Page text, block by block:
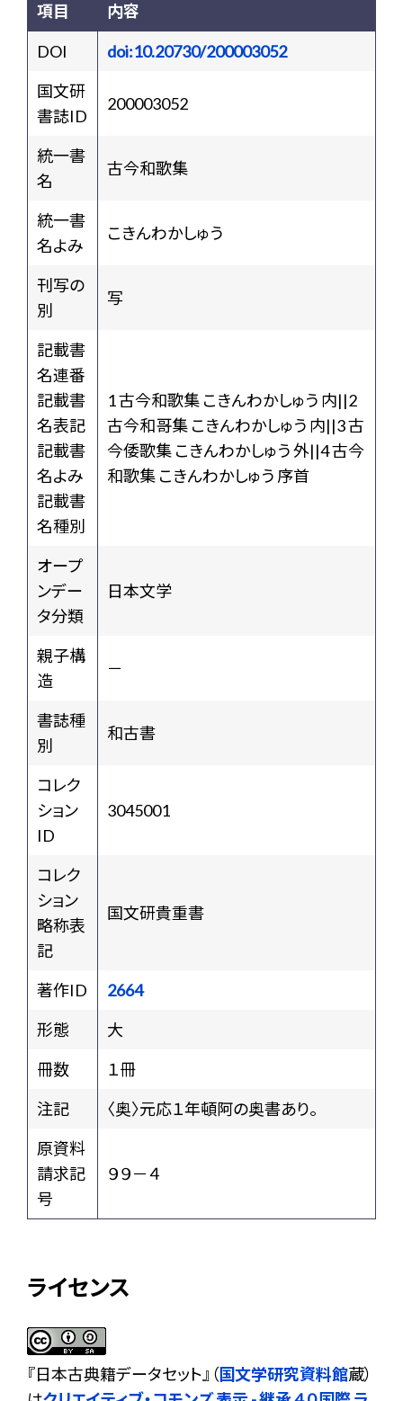
項目 内容
DOI
doi:10.20730/200003052
国文研
書誌ID
200003052
統一書
名
古今和歌集
統一書
名よみ
こきんわかしゅう
刊写の
別
写
記載書
名連番
記載書
名表記
記載書
名よみ
記載書
名種別
1 古今和歌集 こきんわかしゅう 内||2
古今和哥集 こきんわかしゅう 内||3 古
今倭歌集 こきんわかしゅう 外||4 古今
和歌集 こきんわかしゅう 序首
オープ
ンデー
タ分類
日本文学
親子構
造
－
書誌種
別
和古書
コレク
ション
ID
3045001
コレク
ション
略称表
記
国文研貴重書
著作ID
2664
形態
大
冊数
１冊
注記
〈奥〉元応１年頓阿の奥書あり。
原資料
請求記
号
９９－４
ライセンス
『日本古典籍データセット 』（国文学研究資料館蔵）